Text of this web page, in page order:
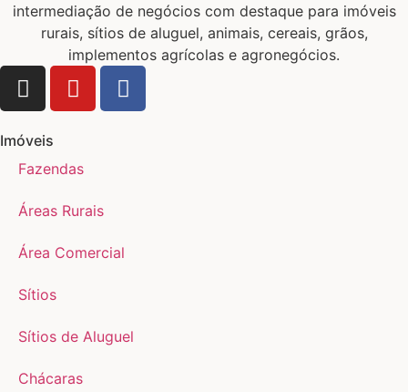
intermediação de negócios com destaque para imóveis
rurais, sítios de aluguel, animais, cereais, grãos,
implementos agrícolas e agronegócios.
Imóveis
Fazendas
Áreas Rurais
Área Comercial
Sítios
Sítios de Aluguel
Chácaras